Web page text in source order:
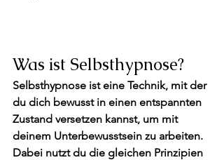
Was ist Selbsthypnose?
Selbsthypnose ist eine Technik, mit der
du dich bewusst in einen entspannten
Zustand versetzen kannst, um mit
deinem Unterbewusstsein zu arbeiten.
Dabei nutzt du die gleichen Prinzipien